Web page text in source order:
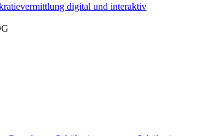
digital und interaktiv